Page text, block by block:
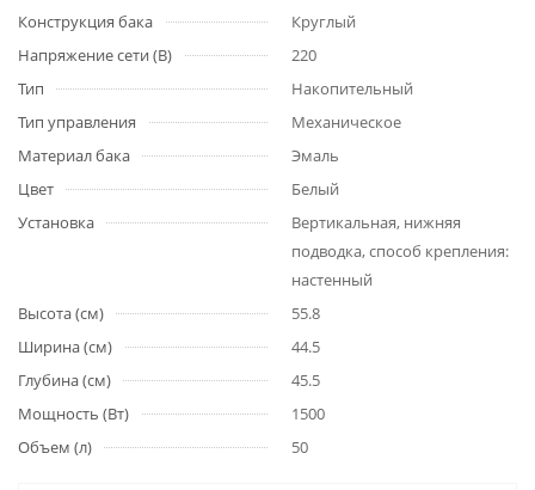
Конструкция бака
Круглый
Напряжение сети (В)
220
Тип
Накопительный
Тип управления
Механическое
Материал бака
Эмаль
Цвет
Белый
Установка
Вертикальная, нижняя
подводка, способ крепления:
настенный
Высота (см)
55.8
Ширина (см)
44.5
Глубина (см)
45.5
Мощность (Вт)
1500
Объем (л)
50